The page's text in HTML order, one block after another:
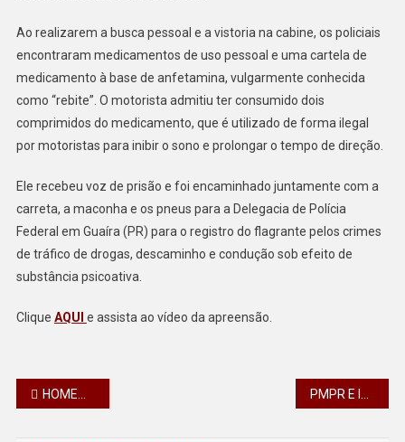
Ao realizarem a busca pessoal e a vistoria na cabine, os policiais
encontraram medicamentos de uso pessoal e uma cartela de
medicamento à base de anfetamina, vulgarmente conhecida
como “rebite”. O motorista admitiu ter consumido dois
comprimidos do medicamento, que é utilizado de forma ilegal
por motoristas para inibir o sono e prolongar o tempo de direção.
Ele recebeu voz de prisão e foi encaminhado juntamente com a
carreta, a maconha e os pneus para a Delegacia de Polícia
Federal em Guaíra (PR) para o registro do flagrante pelos crimes
de tráfico de drogas, descaminho e condução sob efeito de
substância psicoativa.
Clique AQUI e assista ao vídeo da apreensão.
Navegação
HOMEM É ENCONTRADO SEM VIDA EM RIO BOM